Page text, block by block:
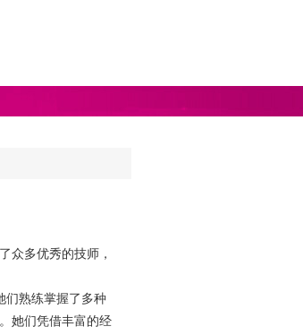
众多优秀的技师，
们熟练掌握了多种
她们凭借丰富的经